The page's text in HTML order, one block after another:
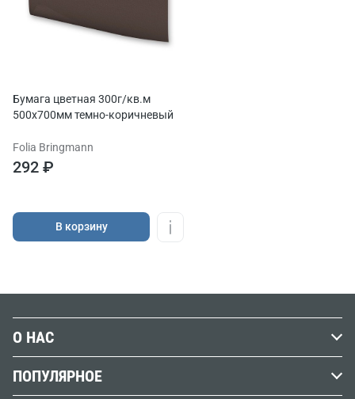
Бумага цветная 300г/кв.м
500х700мм темно-коричневый
Folia Bringmann
292 ₽
В корзину
О НАС
Наши магазины
ПОПУЛЯРНОЕ